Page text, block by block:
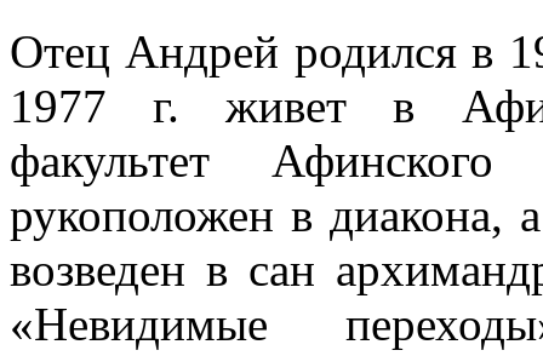
Отец Андрей родился в
1977 г. живет в
факультет
рукоположен в
возведен в сан
«Невидимые